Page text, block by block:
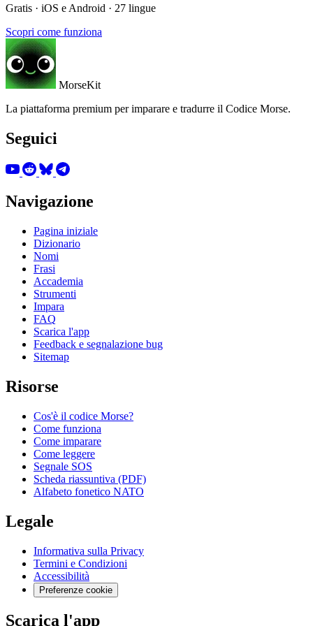
Gratis · iOS e Android · 27 lingue
Scopri come funziona
MorseKit
La piattaforma premium per imparare e tradurre il Codice Morse.
Seguici
Navigazione
Pagina iniziale
Dizionario
Nomi
Frasi
Accademia
Strumenti
Impara
FAQ
Scarica l'app
Feedback e segnalazione bug
Sitemap
Risorse
Cos'è il codice Morse?
Come funziona
Come imparare
Come leggere
Segnale SOS
Scheda riassuntiva (PDF)
Alfabeto fonetico NATO
Legale
Informativa sulla Privacy
Termini e Condizioni
Accessibilità
Preferenze cookie
Scarica l'app